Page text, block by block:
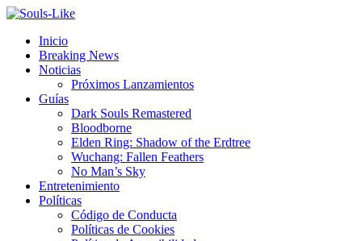
Inicio
Breaking News
Noticias
Próximos Lanzamientos
Guías
Dark Souls Remastered
Bloodborne
Elden Ring: Shadow of the Erdtree
Wuchang: Fallen Feathers
No Man’s Sky
Entretenimiento
Políticas
Código de Conducta
Políticas de Cookies